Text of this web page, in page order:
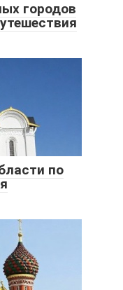
городов
по